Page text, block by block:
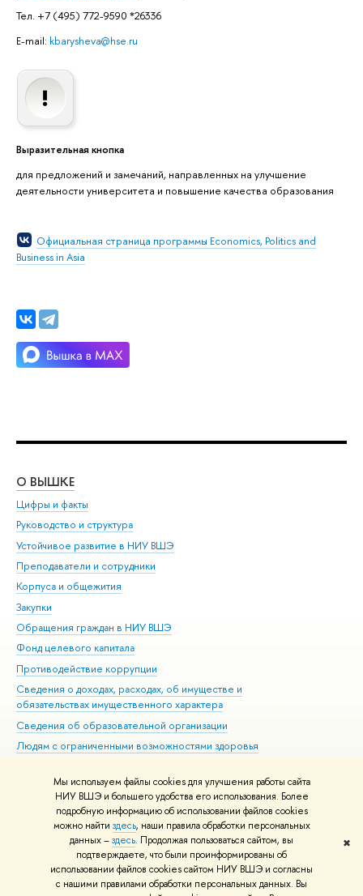
Мы используем файлы cookies для улучшения работы сайта
НИУ ВШЭ и большего удобства его использования. Более
подробную информацию об использовании файлов cookies
можно найти здесь, наши правила обработки персональных
данных –здесь. Продолжая пользоваться сайтом, вы
подтверждаете, что были проинформированы об
использовании файлов cookies сайтом НИУ ВШЭ и согласны
с нашими правилами обработки персональных данных. Вы
✖
Тел. +7 (495) 772-9590 *26336
E-mail: kbarysheva@hse.ru
Выразительная кнопка
для предложений и замечаний, направленных на улучшение
деятельности университета и повышение качества образования
Официальная страница программы Economics, Politics and
Business in Asia
О ВЫШКЕ
Цифры и факты
Руководство и структура
Устойчивое развитие в НИУ ВШЭ
Преподаватели и сотрудники
Корпуса и общежития
Закупки
Обращения граждан в НИУ ВШЭ
Фонд целевого капитала
Противодействие коррупции
Сведения о доходах, расходах, об имуществе и
обязательствах имущественного характера
Сведения об образовательной организации
Людям с ограниченными возможностями здоровья
Работа в Вышке
© НИУ ВШЭ 1993–2026 Адреса и контакты Условия использования
материалов Политика конфиденциальности Карта сайта